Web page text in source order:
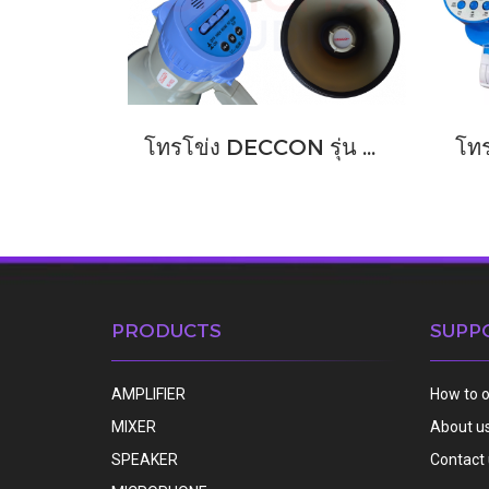
โทรโข่ง DECCON รุ่น MG-1002B
PRODUCTS
AMPLIFIER
MIXER
SPEAKER
How to
About
Contact